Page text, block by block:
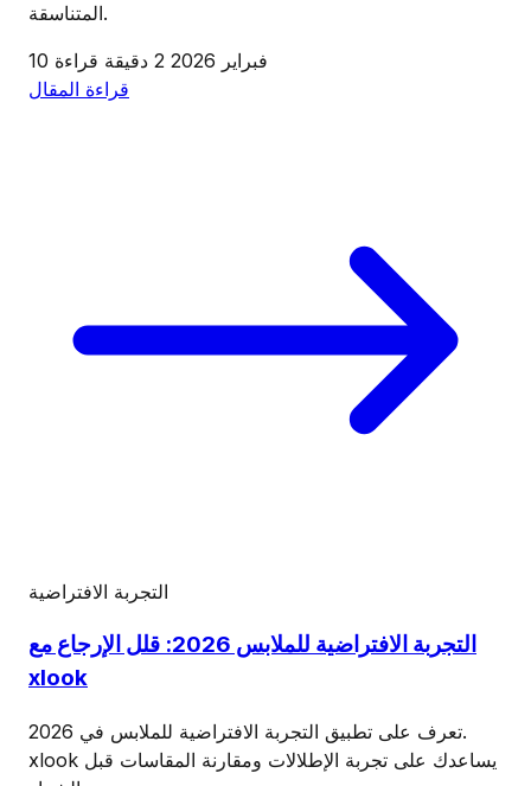
المتناسقة.
10 فبراير 2026
2 دقيقة قراءة
قراءة المقال
التجربة الافتراضية
التجربة الافتراضية للملابس 2026: قلل الإرجاع مع
xlook
تعرف على تطبيق التجربة الافتراضية للملابس في 2026.
xlook يساعدك على تجربة الإطلالات ومقارنة المقاسات قبل